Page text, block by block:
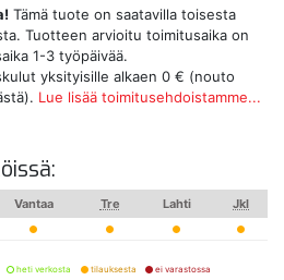
Tämä tuote on saatavilla toisesta
Tuotteen arvioitu toimitusaika on
1-3 työpäivää.
yksityisille alkaen 0 € (nouto
Lue lisää toimitusehdoistamme...
Vantaa Tre Lahti Jkl
heti verkosta tilauksesta ei varastossa